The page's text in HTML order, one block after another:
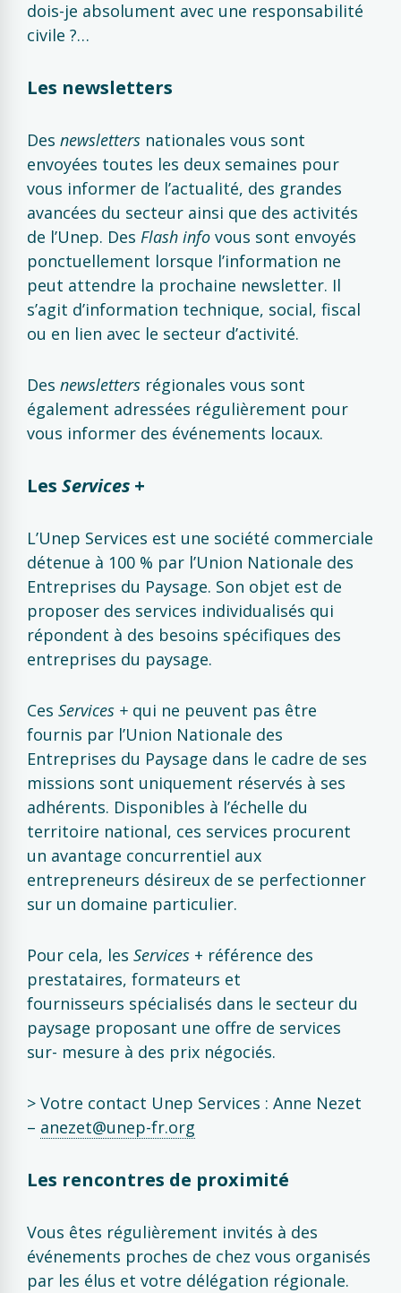
dois-je absolument avec une responsabilité
civile ?…
Les newsletters
Des newsletters nationales vous sont
envoyées toutes les deux semaines pour
vous informer de l’actualité, des grandes
avancées du secteur ainsi que des activités
de l’Unep. Des Flash info vous sont envoyés
ponctuellement lorsque l’information ne
peut attendre la prochaine newsletter. Il
s’agit d’information technique, social, fiscal
ou en lien avec le secteur d’activité.
Des newsletters régionales vous sont
également adressées régulièrement pour
vous informer des événements locaux.
Les Services +
L’Unep Services est une société commerciale
détenue à 100 % par l’Union Nationale des
Entreprises du Paysage. Son objet est de
proposer des services individualisés qui
répondent à des besoins spécifiques des
entreprises du paysage.
Ces Services + qui ne peuvent pas être
fournis par l’Union Nationale des
Entreprises du Paysage dans le cadre de ses
missions sont uniquement réservés à ses
adhérents. Disponibles à l’échelle du
territoire national, ces services procurent
un avantage concurrentiel aux
entrepreneurs désireux de se perfectionner
sur un domaine particulier.
Pour cela, les Services + référence des
prestataires, formateurs et
fournisseurs spécialisés dans le secteur du
paysage proposant une offre de services
sur- mesure à des prix négociés.
> Votre contact Unep Services : Anne Nezet
– anezet@unep-fr.org
Les rencontres de proximité
Vous êtes régulièrement invités à des
événements proches de chez vous organisés
par les élus et votre délégation régionale.